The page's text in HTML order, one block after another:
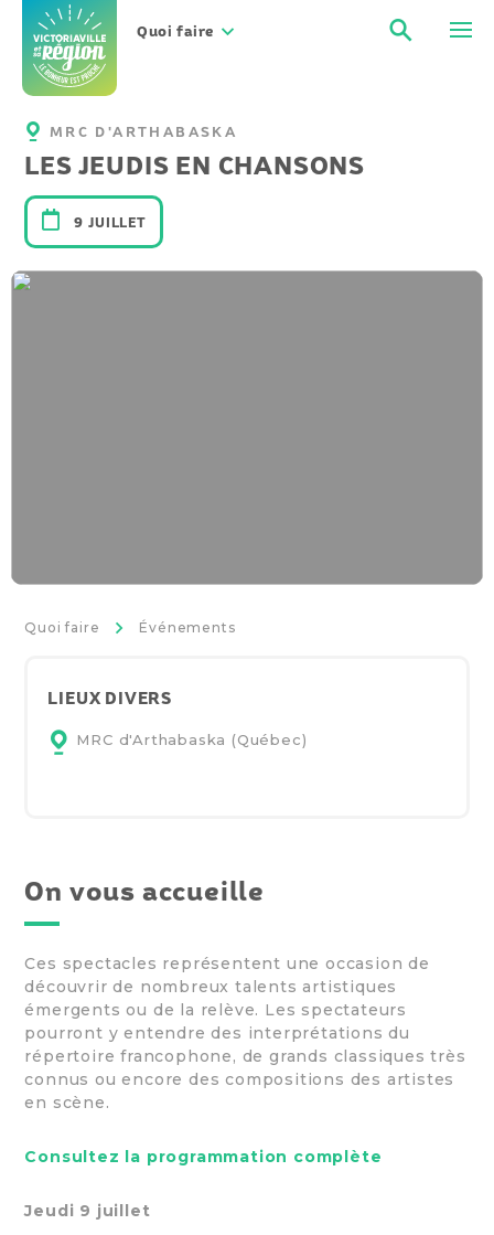
contenu
Quoi faire
MRC D'ARTHABASKA
LES JEUDIS EN CHANSONS
9 JUILLET
Quoi faire >
Événements
LIEUX DIVERS
MRC d'Arthabaska (Québec)
On vous accueille
Ces spectacles représentent une occasion de
découvrir de nombreux talents artistiques
émergents ou de la relève. Les spectateurs
pourront y entendre des interprétations du
répertoire francophone, de grands classiques très
connus ou encore des compositions des artistes
en scène.
Consultez la programmation complète
Jeudi 9 juillet